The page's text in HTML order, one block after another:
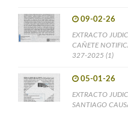
09-02-26
EXTRACTO
CAÑETE
327-2025 (1)
05-01-26
EXTRACTO
SANTIAGO